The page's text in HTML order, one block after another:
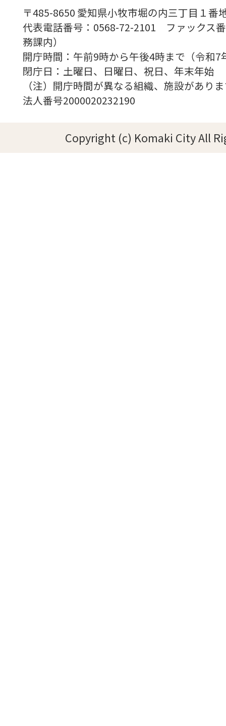
〒485-8650 愛知県小牧市堀の内三丁目１番
代表電話番号：0568-72-2101 ファックス
務課内）
開庁時間：午前9時から午後4時まで（令
閉庁日：土曜日、日曜日、祝日、年末年始
（注）開庁時間が異なる組織、施設があり
法人番号2000020232190
Copyright (c) Komaki City All